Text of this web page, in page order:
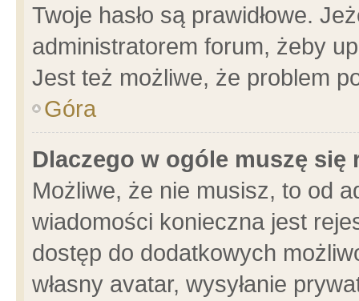
Twoje hasło są prawidłowe.
administratorem forum, żeby
Jest też możliwe, że problem
Góra
Dlaczego w ogóle muszę się
Możliwe, że nie musisz, to od
wiadomości konieczna jest
dostęp do dodatkowych
własny avatar, wysyłanie